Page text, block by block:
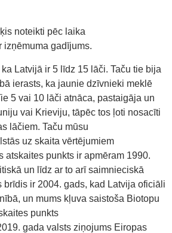
noteikti pēc laika
izņēmuma gadījums.
Latvijā ir 5 līdz 15 lāči. Taču tie bija
ierasts, ka jaunie dzīvnieki meklē
5 vai 10 lāči atnāca, pastaigāja un
vai Krieviju, tāpēc tos ļoti nosacīti
lāčiem. Taču mūsu
uz skaita vērtējumiem
atskaites punkts ir apmēram 1990.
un līdz ar to arī saimnieciskā
brīdis ir 2004. gads, kad Latvija oficiāli
un mums kļuva saistoša Biotopu
punkts
gada valsts ziņojums Eiropas